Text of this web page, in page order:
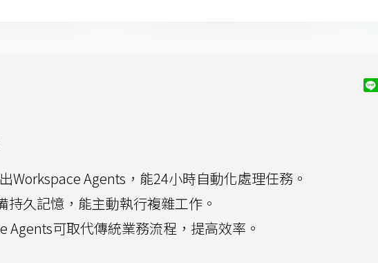
Workspace Agents，能24小時自動化處理任務。
持久記憶，能主動執行複雜工作。
Agents可取代傳統業務流程，提高效率。